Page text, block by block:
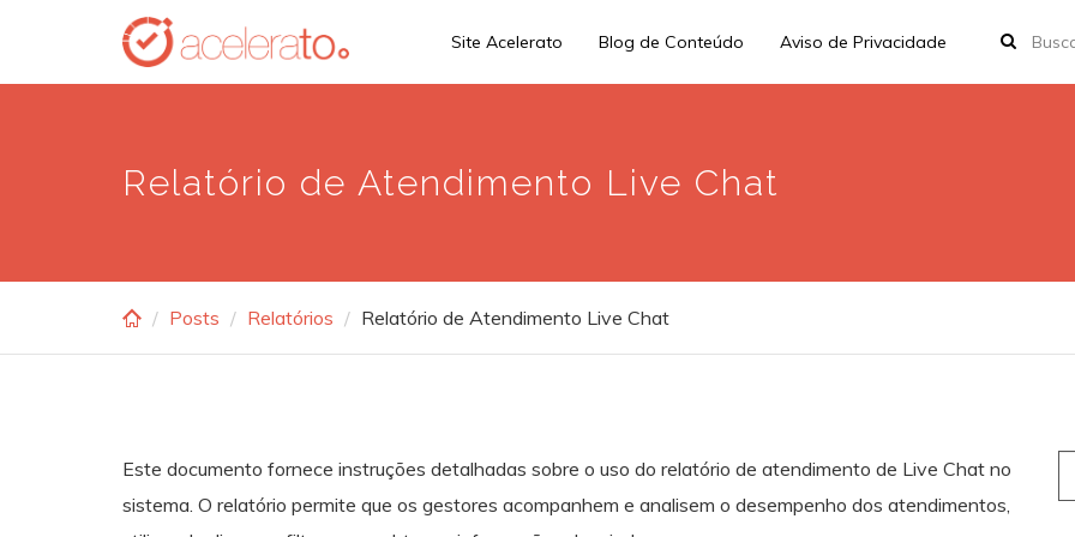
main
Site Acelerato Blog de Conteúdo Aviso de Privacidade
Relatório de Atendimento Live Chat
Posts Relatórios Relatório de Atendimento Live Chat
Este documento fornece instruções detalhadas sobre o uso do relatório de atendimento de Live Chat no
sistema. O relatório permite que os gestores acompanhem e analisem o desempenho dos atendimentos,